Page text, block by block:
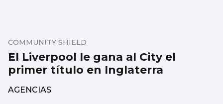
El Liverpool le gana al City el
primer título en Inglaterra
COMMUNITY SHIELD
AGENCIAS